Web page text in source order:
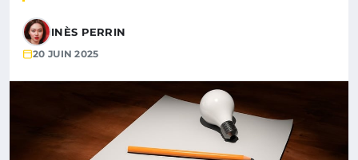
INÈS PERRIN
20 JUIN 2025